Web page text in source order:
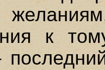
к